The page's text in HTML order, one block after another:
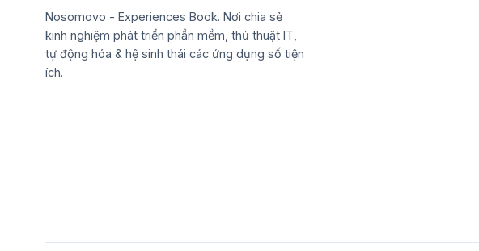
Nosomovo - Experiences Book. Nơi chia sẻ
kinh nghiệm phát triển phần mềm, thủ thuật IT,
tự động hóa & hệ sinh thái các ứng dụng số tiện
ích.